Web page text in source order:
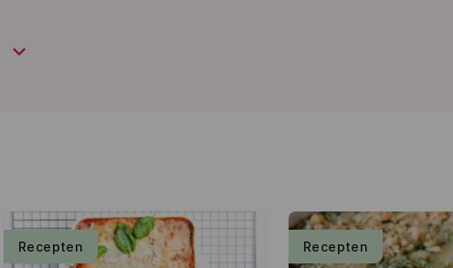
keyboard_arrow_down
Recepten Recepten